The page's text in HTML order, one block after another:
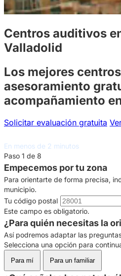
Centros auditivos
Valladolid
Los mejores
asesoramiento
acompañamiento
Solicitar evaluación gratuita
En menos de 2 minutos
Paso 1 de 8
Empecemos por tu zona
Para orientarte de forma precisa,
municipio.
Tu código postal
Este campo es obligatorio.
¿Para quién necesitas la
Así podremos adaptar las
Selecciona una opción para
Para mí Para un familiar